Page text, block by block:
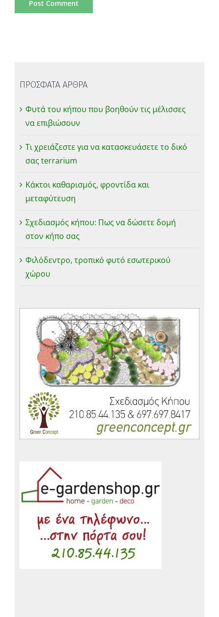
ΠΡΟΣΦΑΤΑ ΑΡΘΡΑ
Φυτά του κήπου που βοηθούν τις μέλισσες
να επιβιώσουν
Τι χρειάζεστε για να κατασκευάσετε το δικό
σας terrarium
Κάκτοι καθαρισμός, φροντίδα και
μεταφύτευση
Σχεδιασμός κήπου: Πως να δώσετε δομή
στον κήπο σας
Φιλόδεντρο, τροπικό φυτό εσωτερικού
χώρου